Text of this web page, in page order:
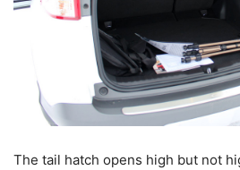
The tail hatch opens high but not